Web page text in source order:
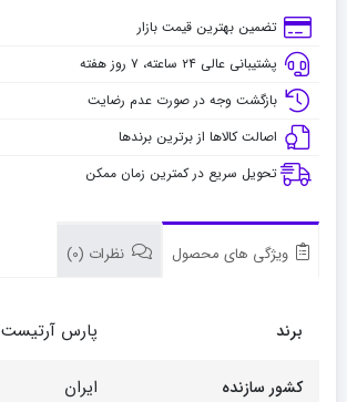
سری
3010
شماره
6
تضمین بهترین قیمت بازار
پشتیبانی عالی ۲۴ ساعته، ۷ روز هفته
بازگشت وجه در صورت عدم رضایت
اصالت کالاها از برترین برندها
تحویل سریع در کمترین زمان ممکن
ویژگی های محصول نظرات (0)
برند پارس آرتیست
کشور سازنده ایران